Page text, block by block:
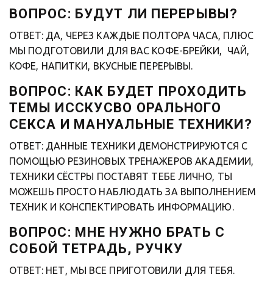
ВОПРОС: БУДУТ ЛИ ПЕРЕРЫВЫ?
ОТВЕТ: ДА, ЧЕРЕЗ КАЖДЫЕ ПОЛТОРА ЧАСА, ПЛЮС
МЫ ПОДГОТОВИЛИ ДЛЯ ВАС КОФЕ-БРЕЙКИ,  ЧАЙ,
КОФЕ, НАПИТКИ, ВКУСНЫЕ ПЕРЕРЫВЫ.
ВОПРОС: КАК БУДЕТ ПРОХОДИТЬ
ТЕМЫ ИССКУСВО ОРАЛЬНОГО
СЕКСА И МАНУАЛЬНЫЕ ТЕХНИКИ?
ОТВЕТ: ДАННЫЕ ТЕХНИКИ ДЕМОНСТРИРУЮТСЯ С
ПОМОЩЬЮ РЕЗИНОВЫХ ТРЕНАЖЕРОВ АКАДЕМИИ,
ТЕХНИКИ СЁСТРЫ ПОСТАВЯТ ТЕБЕ ЛИЧНО, ТЫ
МОЖЕШЬ ПРОСТО НАБЛЮДАТЬ ЗА ВЫПОЛНЕНИЕМ
ТЕХНИК И КОНСПЕКТИРОВАТЬ ИНФОРМАЦИЮ.
ВОПРОС: МНЕ НУЖНО БРАТЬ С
СОБОЙ ТЕТРАДЬ, РУЧКУ
ОТВЕТ: НЕТ, МЫ ВСЕ ПРИГОТОВИЛИ ДЛЯ ТЕБЯ.